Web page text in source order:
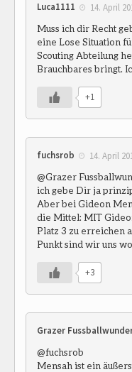
Luca1111 14. April
Muss ich dir Recht
eine Lose Situation
Scouting Abteilung
Brauchbares bringt.
+1
fuchsrob 14. April
@Grazer
ich gebe Dir ja
Aber bei Gideon
die Mittel: MIT
Platz 3 zu erreichen
Punkt sind wir uns
+3
Grazer
@fuchsrob
Mensah ist ein